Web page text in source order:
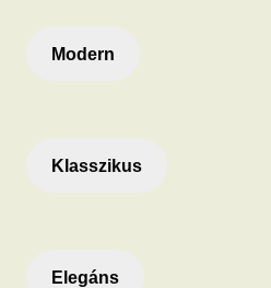
Modern
Klasszikus
Elegáns